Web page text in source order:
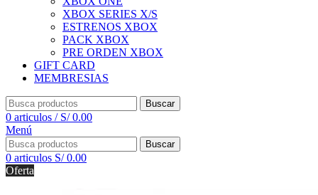
XBOX SERIES X/S
ESTRENOS XBOX
PACK XBOX
PRE ORDEN XBOX
GIFT CARD
MEMBRESIAS
Buscar
0 articulos / S/0.00
Menú
Buscar
0 articulos S/0.00
Oferta